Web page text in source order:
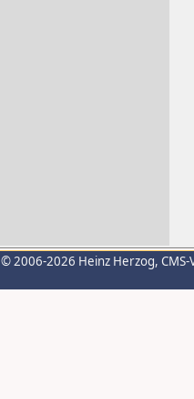
© 2006-2026 Heinz Herzog,